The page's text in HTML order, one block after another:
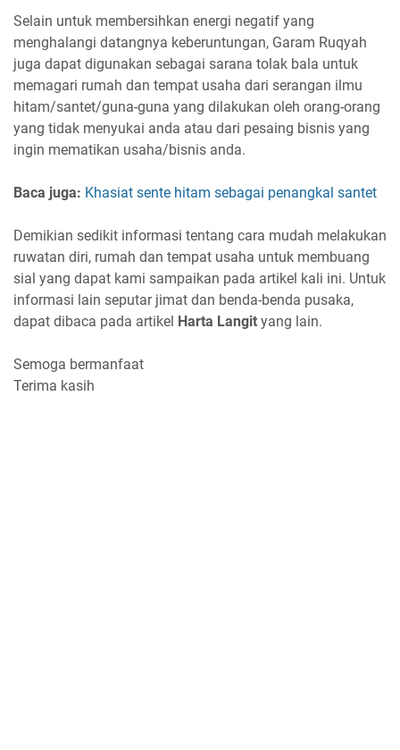
Selain untuk membersihkan energi negatif yang
menghalangi datangnya keberuntungan, Garam Ruqyah
juga dapat digunakan sebagai sarana tolak bala untuk
memagari rumah dan tempat usaha dari serangan ilmu
hitam/santet/guna-guna yang dilakukan oleh orang-orang
yang tidak menyukai anda atau dari pesaing bisnis yang
ingin mematikan usaha/bisnis anda.
Baca juga: Khasiat sente hitam sebagai penangkal santet
Demikian sedikit informasi tentang cara mudah melakukan
ruwatan diri, rumah dan tempat usaha untuk membuang
sial yang dapat kami sampaikan pada artikel kali ini. Untuk
informasi lain seputar jimat dan benda-benda pusaka,
dapat dibaca pada artikel Harta Langit yang lain.
Semoga bermanfaat
Terima kasih